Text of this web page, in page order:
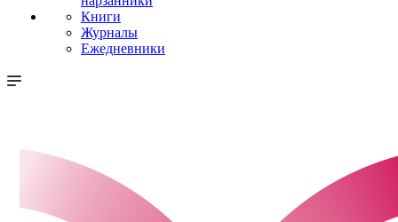
Книги
Журналы
Ежедневники